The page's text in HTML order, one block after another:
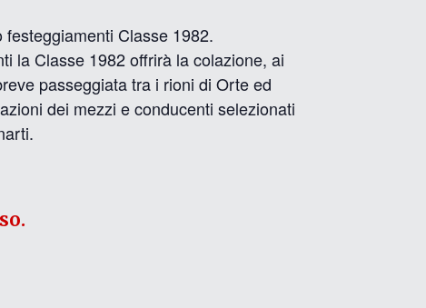
Classe 1982.
la Classe 1982 offrirà la colazione, ai
passeggiata tra i rioni di Orte ed
dei mezzi e conducenti selezionati